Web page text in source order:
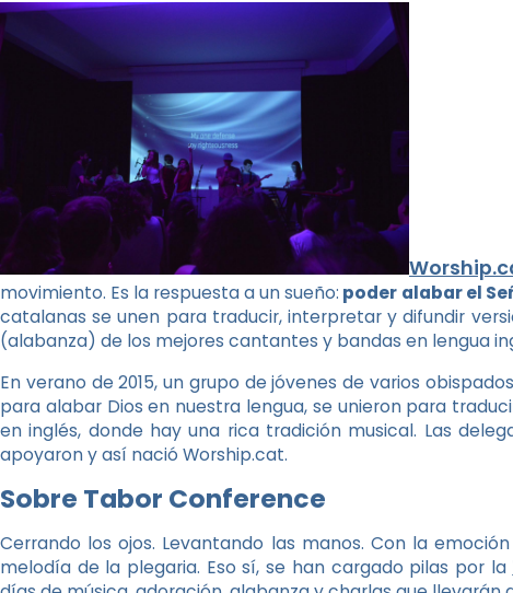
movimiento. Es la respuesta a un sueño: poder alabar el
catalanas se unen para traducir, interpretar y difundir
(alabanza) de los mejores cantantes y bandas en lengua
En verano de 2015, un grupo de jóvenes de varios
para alabar Dios en nuestra lengua, se unieron para
en inglés, donde hay una rica tradición musical. Las
apoyaron y así nació Worship.cat.
Sobre Tabor Conference
Cerrando los ojos. Levantando las manos. Con la
melodía de la plegaria. Eso sí, se han cargado pilas por la